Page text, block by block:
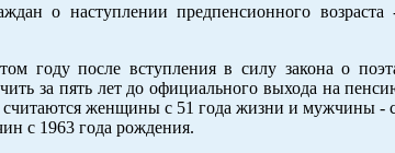
о наступлении предпенсионного возраста
году после вступления в силу закона о
за пять лет до официального выхода на
считаются женщины с 51 года жизни и мужчины -
с 1963 года рождения.